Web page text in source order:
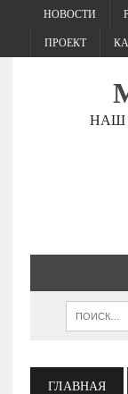
НОВОСТИ
ПРОЕКТ
НАШ
ГЛАВНАЯ